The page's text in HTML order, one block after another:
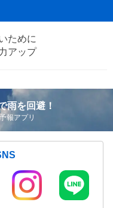
ために
アップ
雨を回避！
報アプリ